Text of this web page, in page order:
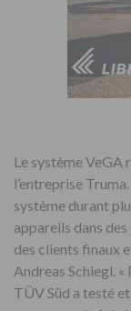
Le système VeGA
l’entreprise
système durant
appareils dans
des clients finaux
Andreas Schiegl.
TÜV Süd a testé